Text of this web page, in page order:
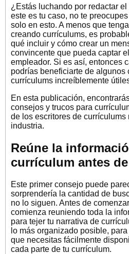
¿Estás luchando por redactar
este es tu caso, no te
solo en esto. A menos que
creando currículums, es
qué incluir y cómo crear un
convincente que pueda captar
empleador. Si es así, entonces
podrías beneficiarte de algunos
currículums increíblemente
En esta publicación,
consejos y trucos para
de los escritores de currículums
industria.
Reúne la
currículum antes
Este primer consejo puede
sorprendería la cantidad de
no lo siguen. Antes de
comienza reuniendo toda la
para tejer tu narrativa de
lo más organizado posible,
que necesitas fácilmente
cada parte de tu currículum.